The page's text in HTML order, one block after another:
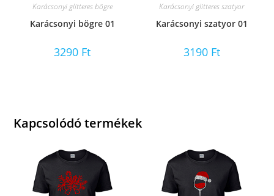
Karácsonyi glitteres bögre
Karácsonyi bögre 01
3290 Ft
Karácsonyi glitteres szatyor
Karácsonyi szatyor 01
3190 Ft
Kapcsolódó termékek